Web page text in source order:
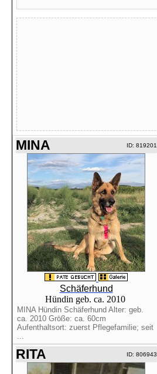
MINA ID: 819201
Schäferhund
Hündin geb. ca. 2010
MINA Hündin Schäferhund Alter: geb.
ca. 2010 Größe: ca. 60cm
Aufenthaltsort: zuerst Pflegefamilie; seit
...
RITA ID: 806943